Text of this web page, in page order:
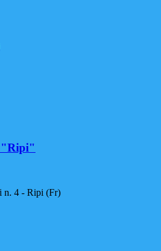
"Ripi"
n. 4 - Ripi (Fr)